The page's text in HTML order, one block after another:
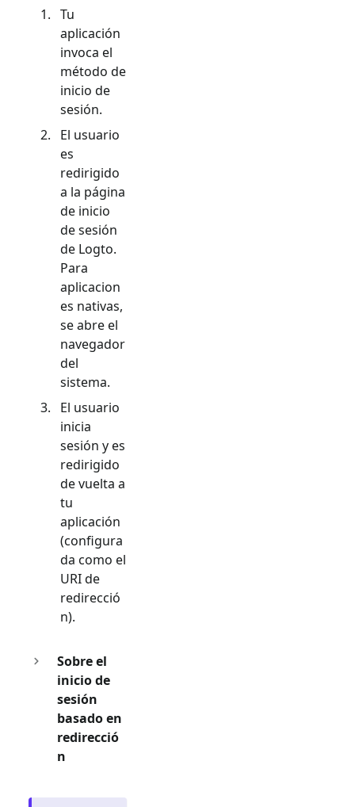
Tu
aplicación
invoca el
método de
inicio de
sesión.
El usuario
es
redirigido
a la página
de inicio
de sesión
de Logto.
Para
aplicacion
es nativas,
se abre el
navegador
del
sistema.
El usuario
inicia
sesión y es
redirigido
de vuelta a
tu
aplicación
(configura
da como el
URI de
redirecció
n).
Sobre el
inicio de
sesión
basado en
redirecció
n